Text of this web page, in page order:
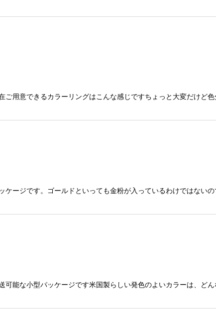
用意できるカラーリングはこんな感じですちょっと大変だけど
ージです。ゴールドといっても金粉が入っているわけではない
能な小型パッケージです米国製らしい発色のよいカラーは、ど